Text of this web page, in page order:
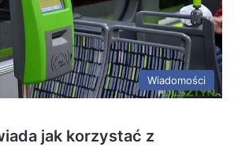
Wiadomości
jak korzystać z